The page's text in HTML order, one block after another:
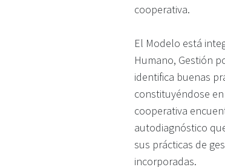
cooperativa.
El Modelo está
Humano, Gestión
identifica buenas
constituyéndose
cooperativa
autodiagnóstico
sus prácticas de
incorporadas.